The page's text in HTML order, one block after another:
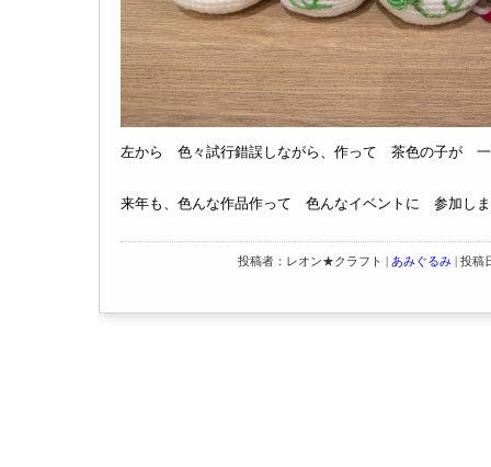
左から 色々試行錯誤しながら、作って 茶色の子が 一
来年も、色んな作品作って 色んなイベントに 参加し
投稿者：レオン★クラフト | あみぐるみ | 投稿